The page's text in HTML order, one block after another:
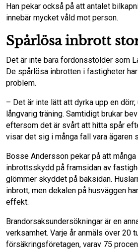
Han pekar också på att antalet
innebär mycket våld mot person.
Spårlösa inbrott
Det är inte bara fordonsstölder som
De spårlösa inbrotten i fastigheter
problem.
– Det är inte lätt att dyrka upp en dörr,
långvarig träning. Samtidigt brukar
eftersom det är svårt att hitta spår
visar det sig i många fall vara ägaren
Bosse Andersson pekar på att många
inbrottsskydd på framsidan av
glömmer skyddet på baksidan.
inbrott, men dekalen på husväggen
effekt.
Brandorsaksundersökningar är en
verksamhet. Varje år anmäls över 20
försäkringsföretagen, varav 75